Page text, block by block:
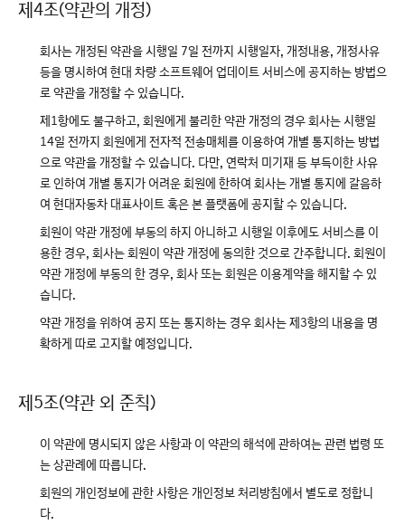
제4조(약관의 개정)
회사는 개정된 약관을 시행일 7일 전까지 시행일자, 개정내용, 개정사유
등을 명시하여 현대 차량 소프트웨어 업데이트 서비스에 공지하는 방법으
로 약관을 개정할 수 있습니다.
제1항에도 불구하고, 회원에게 불리한 약관 개정의 경우 회사는 시행일
14일 전까지 회원에게 전자적 전송매체를 이용하여 개별 통지하는 방법
으로 약관을 개정할 수 있습니다. 다만, 연락처 미기재 등 부득이한 사유
로 인하여 개별 통지가 어려운 회원에 한하여 회사는 개별 통지에 갈음하
여 현대자동차 대표사이트 혹은 본 플랫폼에 공지할 수 있습니다.
회원이 약관 개정에 부동의 하지 아니하고 시행일 이후에도 서비스를 이
용한 경우, 회사는 회원이 약관 개정에 동의한 것으로 간주합니다. 회원이
약관 개정에 부동의 한 경우, 회사 또는 회원은 이용계약을 해지할 수 있
습니다.
약관 개정을 위하여 공지 또는 통지하는 경우 회사는 제3항의 내용을 명
확하게 따로 고지할 예정입니다.
제5조(약관 외 준칙)
이 약관에 명시되지 않은 사항과 이 약관의 해석에 관하여는 관련 법령 또
는 상관례에 따릅니다.
회원의 개인정보에 관한 사항은 개인정보 처리방침에서 별도로 정합니
다.